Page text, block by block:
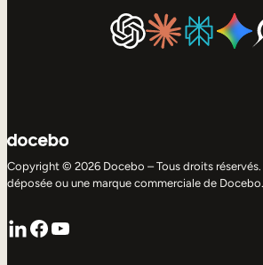
Copyright © 2026 Docebo – Tous droits
déposée ou une marque commerciale de Docebo.
LinkedIn
Facebook
YouTube